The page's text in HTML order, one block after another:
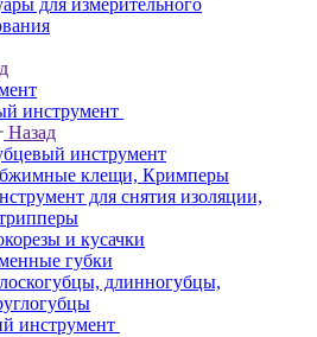
для измерительного
инструмент
Назад
инструмент
клещи, Кримперы
для снятия изоляции,
и кусачки
губки
длинногубцы,
инструмент